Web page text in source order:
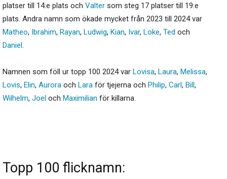
platser till 14:e plats och Valter som steg 17 platser till 19:e
plats. Andra namn som ökade mycket från 2023 till 2024 var
Matheo, Ibrahim, Rayan, Ludwig, Kian, Ivar, Loke, Ted och
Daniel.
Namnen som föll ur topp 100 2024 var Lovisa, Laura, Melissa,
Lovis, Elin, Aurora och Lara för tjejerna och Philip, Carl, Bill,
Wilhelm, Joel och Maximilian för killarna.
Topp 100 flicknamn: